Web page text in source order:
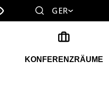
GER
KONFERENZRÄUME